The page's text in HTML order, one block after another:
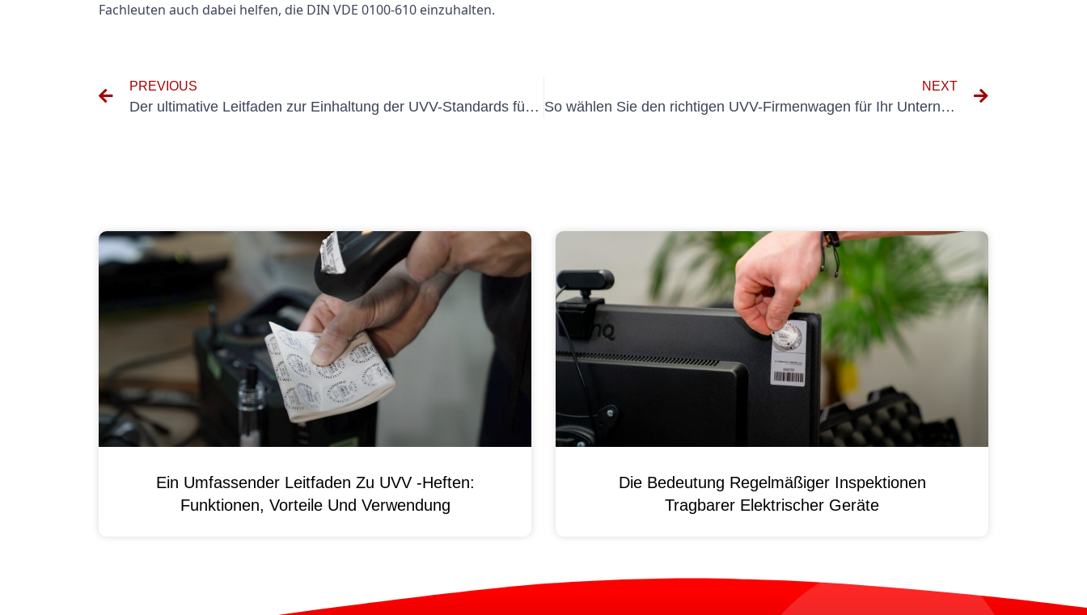
Fachleuten auch dabei helfen, die DIN VDE 0100-610 einzuhalten.
PREVIOUS
Der ultimative Leitfaden zur Einhaltung der UVV-Standards für Handhubwagen
NEXT
So wählen Sie den richtigen UVV-Firmenwagen für Ihr Unternehmen aus
Ein Umfassender Leitfaden Zu UVV -Heften:
Funktionen, Vorteile Und Verwendung
Die Bedeutung Regelmäßiger Inspektionen
Tragbarer Elektrischer Geräte